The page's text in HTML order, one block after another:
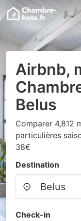
Airbnb,
Belus
Comparer 4,812
particulières
38€
Destination
Check-in